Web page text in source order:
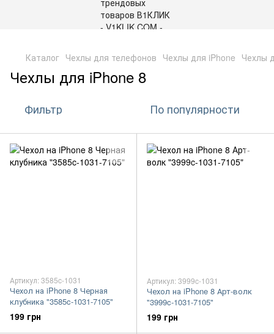
Каталог Чехлы для телефонов Чехлы для iPhone Чехлы
Чехлы для iPhone 8
Фильтр По популярности
Артикул: 3585c-1031
Чехол на iPhone 8 Черная
клубника "3585c-1031-7105"
199 грн
Артикул: 3999c-1031
Чехол на iPhone 8 Арт-волк
"3999c-1031-7105"
199 грн